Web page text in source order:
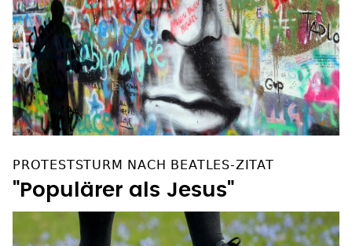
PROTESTSTURM NACH BEATLES-ZITAT
"Populärer als Jesus"